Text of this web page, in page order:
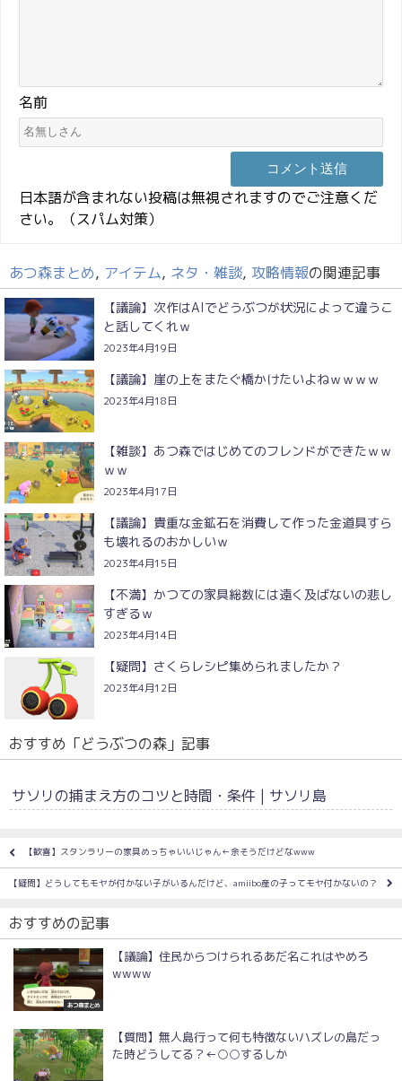
名前
日本語が含まれない投稿は無視されますのでご注意くだ
さい。（スパム対策）
あつ森まとめ, アイテム, ネタ・雑談, 攻略情報の関連記事
【議論】次作はAIでどうぶつが状況によって違うこ
と話してくれｗ
2023年4月19日
【議論】崖の上をまたぐ橋かけたいよねｗｗｗｗ
2023年4月18日
【雑談】あつ森ではじめてのフレンドができたｗｗ
ｗｗ
2023年4月17日
【議論】貴重な金鉱石を消費して作った金道具すら
も壊れるのおかしいｗ
2023年4月15日
【不満】かつての家具総数には遠く及ばないの悲し
すぎるｗ
2023年4月14日
【疑問】さくらレシピ集められましたか？
2023年4月12日
おすすめ「どうぶつの森」記事
サソリの捕まえ方のコツと時間・条件 | サソリ島
【歓喜】スタンラリーの家具めっちゃいいじゃん←余そうだけどなwww
【疑問】どうしてもモヤが付かない子がいるんだけど、amiibo産の子ってモヤ付かないの？
おすすめの記事
あつ森まとめ
【議論】住民からつけられるあだ名これはやめろ
wwww
【質問】無人島行って何も特徴ないハズレの島だっ
た時どうしてる？←○○するしか